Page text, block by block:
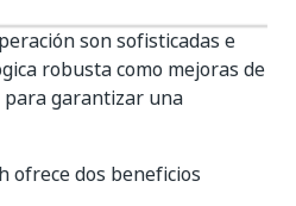
son sofisticadas e
robusta como mejoras de
para garantizar una
ofrece dos beneficios